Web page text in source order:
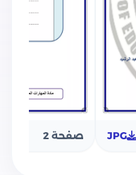
JPG صفحة 2